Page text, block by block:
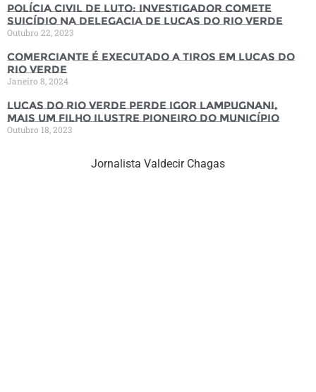
Polícia Civil de luto: Investigador comete
suicídio na Delegacia de Lucas do Rio Verde
Outubro 22, 2023
Comerciante é executado a tiros em Lucas do
Rio Verde
Janeiro 8, 2024
Lucas do Rio Verde perde Igor Lampugnani,
mais um filho ilustre pioneiro do município
Outubro 18, 2023
Jornalista Valdecir Chagas